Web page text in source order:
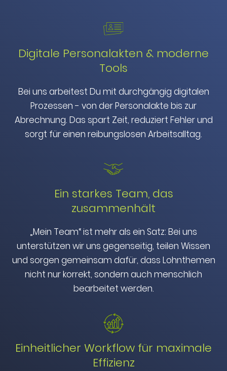
Digitale Personalakten & moderne
Tools
Bei uns arbeitest Du mit durchgängig digitalen
Prozessen - von der Personalakte bis zur
Abrechnung. Das spart Zeit, reduziert Fehler und
sorgt für einen reibungslosen Arbeitsalltag.
Ein starkes Team, das
zusammenhält
„Mein Team“ ist mehr als ein Satz: Bei uns
unterstützen wir uns gegenseitig, teilen Wissen
und sorgen gemeinsam dafür, dass Lohnthemen
nicht nur korrekt, sondern auch menschlich
bearbeitet werden.
Einheitlicher Workflow für maximale
Effizienz